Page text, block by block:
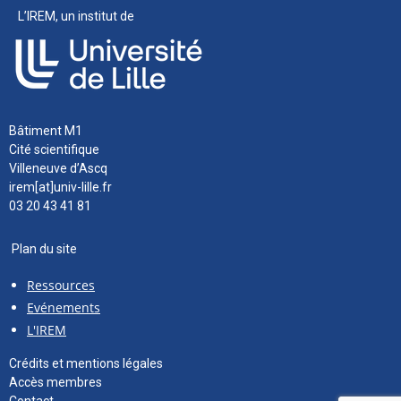
L’IREM, un institut de
Bâtiment M1
Cité scientifique
Villeneuve d’Ascq
irem[at]univ-lille.fr
03 20 43 41 81
Plan du site
Ressources
Evénements
L'IREM
Crédits et mentions légales
Accès membres